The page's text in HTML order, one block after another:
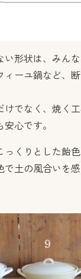
い形状は、みん
ィーユ鍋など、
けでなく、焼く
心です。
くりとした飴色
で土の風合いを